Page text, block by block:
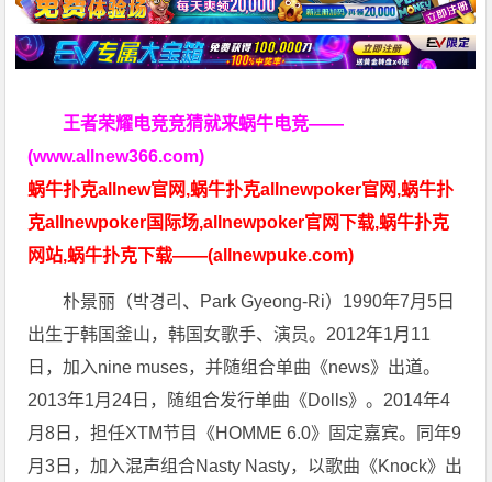
王者荣耀电竞竞猜就来蜗牛电竞——
(www.allnew366.com)
蜗牛扑克allnew官网,蜗牛扑克allnewpoker官网,蜗牛扑
克allnewpoker国际场,allnewpoker官网下载,蜗牛扑克
网站,蜗牛扑克下载——(allnewpuke.com)
朴景丽（박경리、Park Gyeong-Ri）1990年7月5日
出生于韩国釜山，韩国女歌手、演员。2012年1月11
日，加入nine muses，并随组合单曲《news》出道。
2013年1月24日，随组合发行单曲《Dolls》。2014年4
月8日，担任XTM节目《HOMME 6.0》固定嘉宾。同年9
月3日，加入混声组合Nasty Nasty，以歌曲《Knock》出